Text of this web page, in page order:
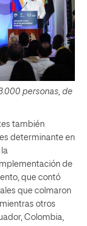
personas, de
también
es determinante en
de
que contó
que colmaron
otros
Colombia,